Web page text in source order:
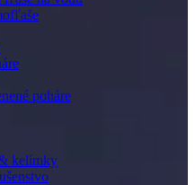
poháre
kelímky